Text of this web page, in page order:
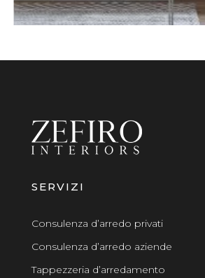
SERVIZI
Consulenza d’arredo privati
Consulenza d’arredo aziende
Tappezzeria d’arredamento